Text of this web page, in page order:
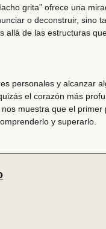
grita” ofrece una
o deconstruir, sino
allá de las estructuras
personales y alcanzar
el corazón más
muestra que el primer
y superarlo.